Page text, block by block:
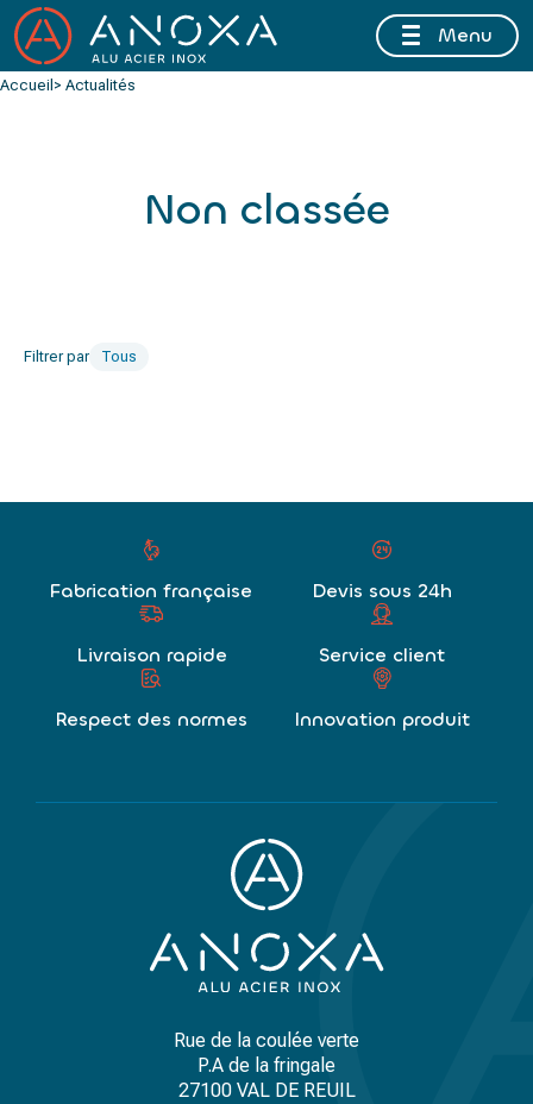
FERMETURE ESTIVALE DU 10 AU 16 AOÛT 2026 INCLUSMenu
Accueil > Actualités
Non classée
Filtrer par Tous
Fabrication française Devis sous 24h
Livraison rapide Service client
Respect des normes Innovation produit
Rue de la coulée verte
P.A de la fringale
27100 VAL DE REUIL